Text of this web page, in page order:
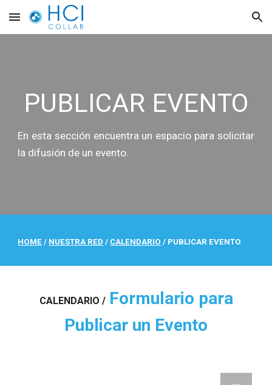
Skip to main content Skip to navigation
PUBLICAR EVENTO
En esta sección encuentra un espacio para solicitar
la difusión de un evento.
HOME / NUESTRA RED / CALENDARIO / PUBLICAR EVENTO
CALENDARIO / Formulario para
Publicar un Evento